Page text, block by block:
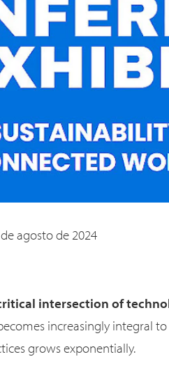
agosto de 2024
intersection of
increasingly integral
grows exponentially.